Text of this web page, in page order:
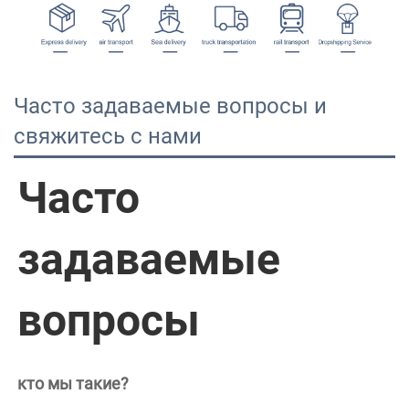
Часто задаваемые вопросы и
свяжитесь с нами
Часто
задаваемые
вопросы
кто мы такие?